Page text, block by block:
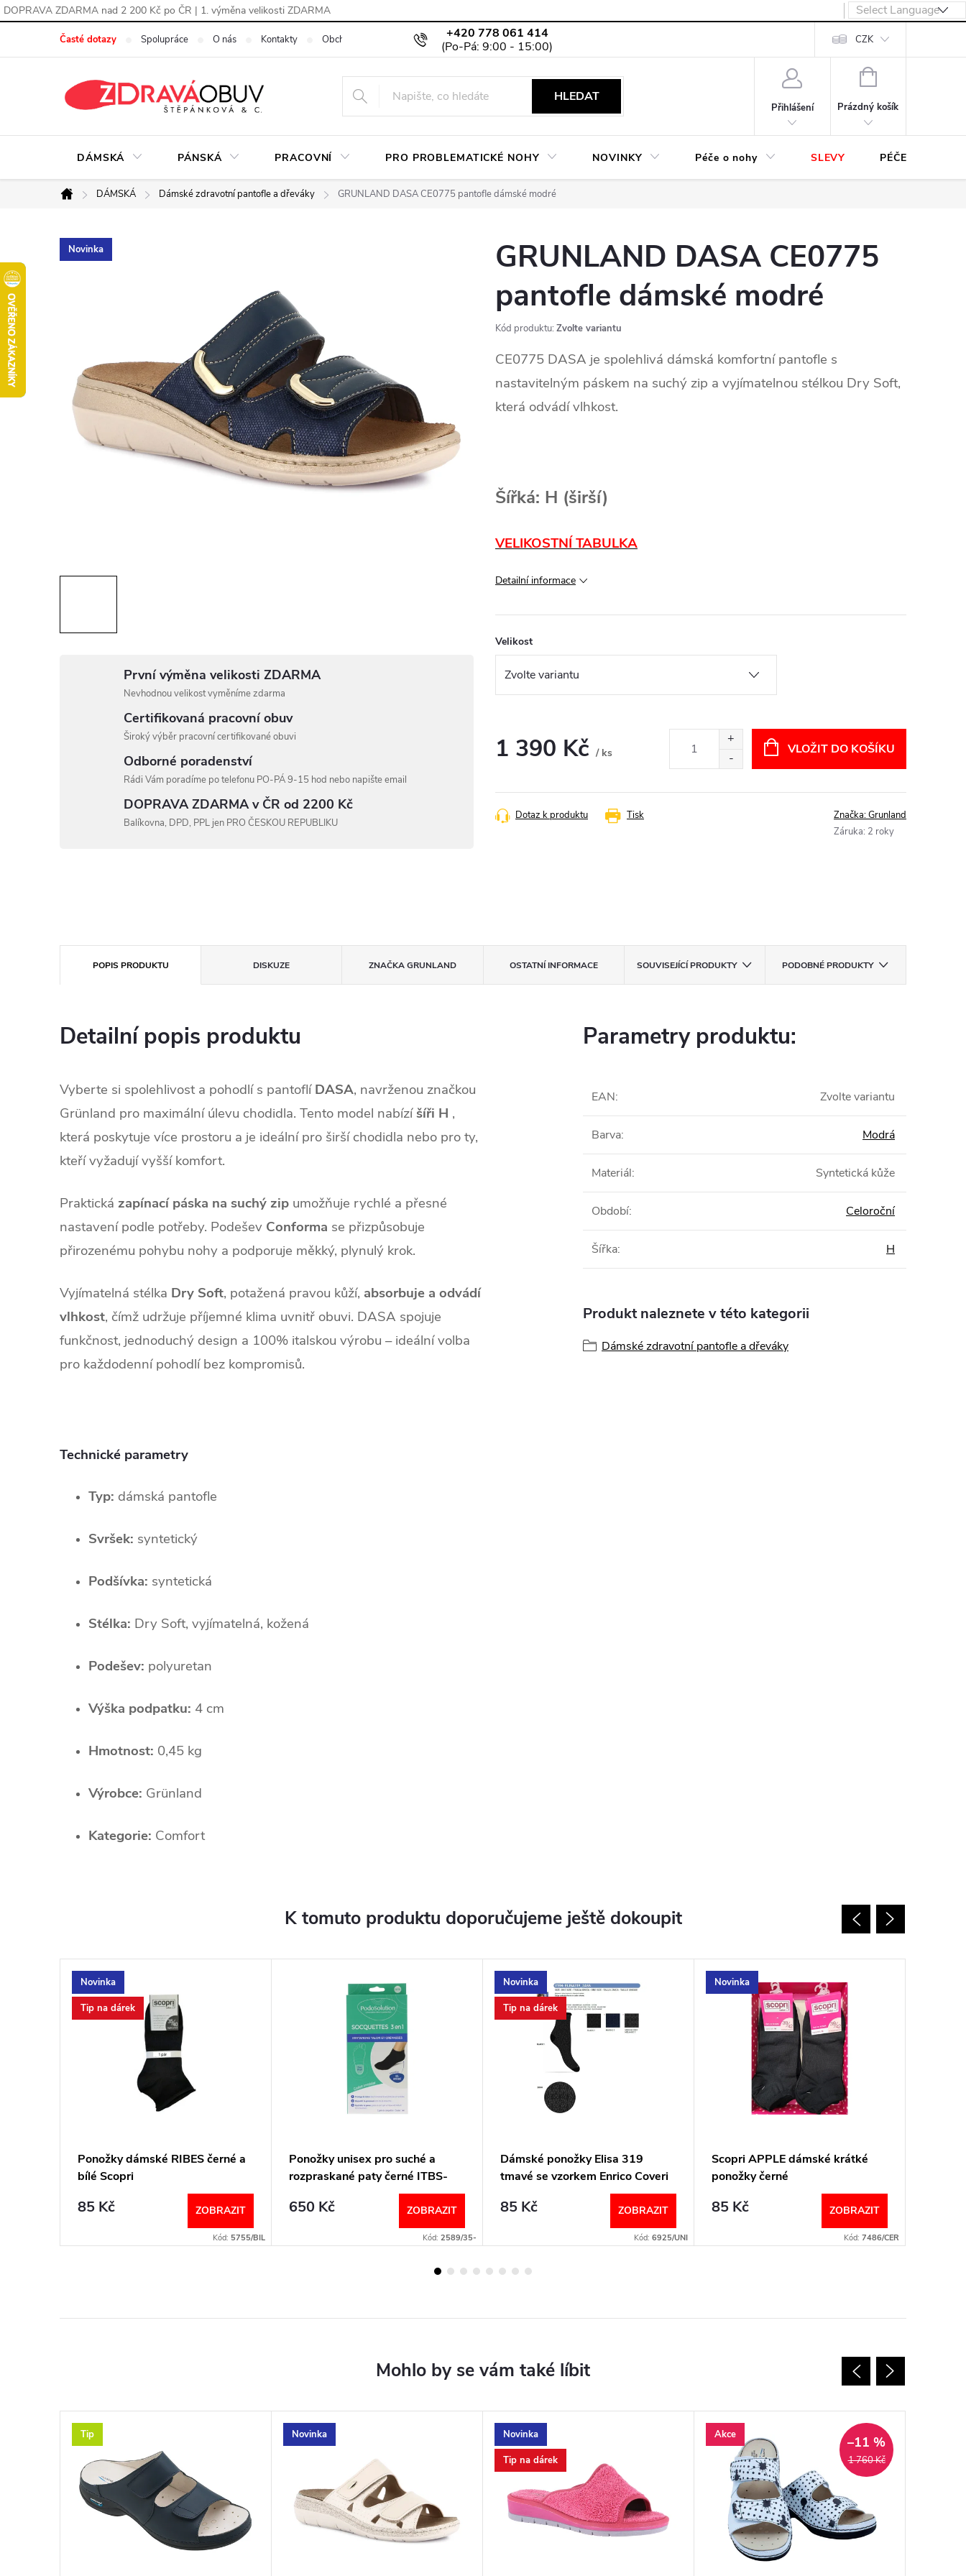
DOPRAVA ZDARMA nad 2 200 Kč po ČR | 1. výměna velikosti ZDARMA
+420 778 061 414
Časté dotazy Spolupráce O nás Kontakty Obchodní podmínky Podmínky ochrany osobních údajů CZK
HLEDAT
Přihlášení
NÁKUPNÍ
Prázdný košík
DÁMSKÁ PÁNSKÁ PRACOVNÍ PRO PROBLEMATICKÉ NOHY NOVINKY Péče o nohy SLEVY PÉČE O OBUV
Domů
DÁMSKÁ Dámské zdravotní pantofle a dřeváky GRUNLAND DASA CE0775 pantofle dámské modré
Novinka
První výměna velikosti ZDARMA
Nevhodnou velikost vyměníme zdarma
Certifikovaná pracovní obuv
Široký výběr pracovní certifikované obuvi
Odborné poradenství
Rádi Vám poradíme po telefonu PO-PÁ 9-15 hod nebo napište email
DOPRAVA ZDARMA v ČR od 2200 Kč
Balíkovna, DPD, PPL jen PRO ČESKOU REPUBLIKU
GRUNLAND DASA CE0775
pantofle dámské modré
Kód produktu: Zvolte variantu
CE0775 DASA je spolehlivá dámská komfortní pantofle s
nastavitelným páskem na suchý zip a vyjímatelnou stélkou Dry Soft,
která odvádí vlhkost.
Šířká: H (širší)
VELIKOSTNÍ TABULKA
Detailní informace
Velikost
1 390 Kč / ks
VLOŽIT DO KOŠÍKU
Tisk
Dotaz k produktu Značka:Grunland
Záruka: 2 roky
POPIS PRODUKTU DISKUZE ZNAČKAGRUNLAND OSTATNÍ INFORMACE SOUVISEJÍCÍ PRODUKTY PODOBNÉ PRODUKTY
Detailní popis produktu
Vyberte si spolehlivost a pohodlí s pantoflíDASA, navrženou značkou
Grünland pro maximální úlevu chodidla. Tento model nabízíšíři H ,
která poskytuje více prostoru a je ideální pro širší chodidla nebo pro ty,
kteří vyžadují vyšší komfort.
Praktická zapínací páska na suchý zip umožňuje rychlé a přesné
nastavení podle potřeby. Podešev Conforma se přizpůsobuje
přirozenému pohybu nohy a podporuje měkký, plynulý krok.
Vyjímatelná stélka Dry Soft, potažená pravou kůží, absorbuje a odvádí
vlhkost, čímž udržuje příjemné klima uvnitř obuvi. DASA spojuje
funkčnost, jednoduchý design a 100% italskou výrobu – ideální volba
pro každodenní pohodlí bez kompromisů.
Technické parametry
Typ: dámská pantofle
Svršek: syntetický
Podšívka: syntetická
Stélka: Dry Soft, vyjímatelná, kožená
Podešev: polyuretan
Výška podpatku: 4 cm
Hmotnost: 0,45 kg
Výrobce: Grünland
Kategorie: Comfort
Parametry produktu:
EAN: Zvolte variantu
Barva: Modrá
Materiál: Syntetická kůže
Období: Celoroční
Šířka: H
Produkt naleznete v této kategorii
Dámské zdravotní pantofle a dřeváky
K tomuto produktu doporučujeme ještě dokoupit
Novinka
Tip na dárek
Ponožky dámské RIBES černé a
bílé Scopri
85 Kč ZOBRAZIT
Kód: 5755/BIL
Ponožky unisex pro suché a
rozpraskané paty černé ITBS-
650 Kč ZOBRAZIT
Kód: 2589/35-
Novinka
Tip na dárek
Dámské ponožky Elisa 319
tmavé se vzorkem Enrico Coveri
85 Kč ZOBRAZIT
Kód: 6925/UNI
Novinka
Scopri APPLE dámské krátké
ponožky černé
85 Kč ZOBRAZIT
Kód: 7486/CER
Tip Novinka
Novinka
Tip na dárek
Akce
1 760 Kč
–11 %